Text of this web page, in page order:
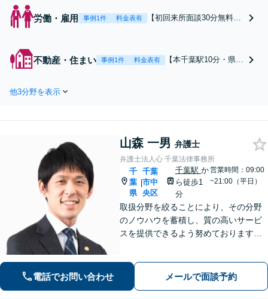
労働・雇用 事例1件 料金表有
【初回来所面談30分無料】
ど多数あり◎不当解雇や残
業代未払いのお悩みをスム
不動産・住まい 事例1件 料金表有
【本千葉駅10分・県庁
渉、立退料の減額、立
チェックなど、お困り
の際は、ぜひご相談く
ださい。【初回面談30
分無料】【電話相談
可】
他3分野を表示
山森 一男 弁護士
弁護士法人心 千葉法律事務所
千
葉
県
|
千葉
市中
央区
千葉駅 か
ら徒歩1
分
営業時間：09:00
~21:00（平日）
取扱分野を絞ることにより、その分野
のノウハウを蓄積し、質の高いサービ
スを提供できるよう努めております。
電話でお問い合わせ メールで面談予約